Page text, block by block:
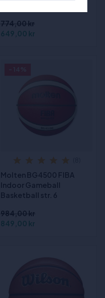
774,00 kr
649,00 kr
Molten BG4500 FIBA
Indoor Gameball
Basketball str. 6
984,00 kr
849,00 kr